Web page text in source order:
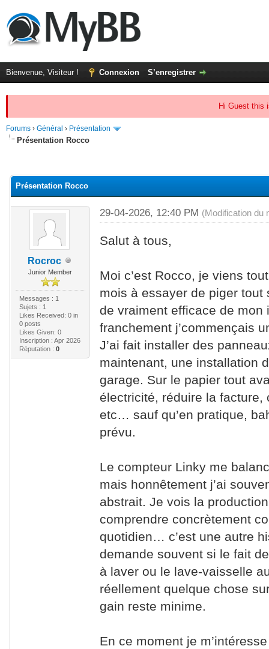
Bienvenue, Visiteur ! Connexion S’enregistrer
Hi Guest this
Forums › Général › Présentation
Présentation Rocco
Présentation Rocco
Rocroc
Junior Member
Messages : 1
Sujets : 1
Likes Received: 0in
0 posts
Likes Given: 0
Inscription : Apr 2026
Réputation : 0
29-04-2026, 12:40 PM (Modification du
Salut à tous,
Moi c’est Rocco, je viens
mois à essayer de piger
de vraiment efficace de
franchement j’commençais
J’ai fait installer des
maintenant, une installation
garage. Sur le papier tout
électricité, réduire la
etc… sauf qu’en pratique,
prévu.
Le compteur Linky me
mais honnêtement j’ai
abstrait. Je vois la
comprendre concrètement
quotidien… c’est une autre
demande souvent si le fait
à laver ou le lave-vaisselle
réellement quelque chose
gain reste minime.
En ce moment je